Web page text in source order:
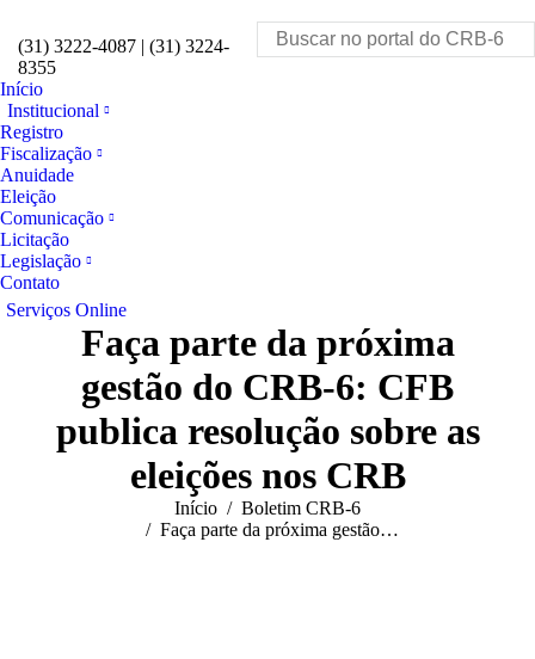
(31) 3222-4087 | (31) 3224-
8355
Search:
Início
Institucional
Registro
Fiscalização
Anuidade
Eleição
Comunicação
Licitação
Legislação
Contato
Serviços Online
Faça parte da próxima
gestão do CRB-6: CFB
publica resolução sobre as
eleições nos CRB
Início
Boletim CRB-6
Faça parte da próxima gestão…